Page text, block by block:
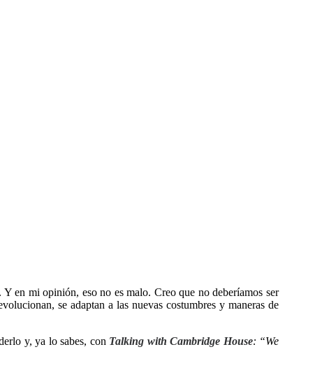
en mi opinión, eso no es malo. Creo que no deberíamos ser
se adaptan a las nuevas costumbres y maneras de
y, ya lo sabes, con Talking with Cambridge House: “We